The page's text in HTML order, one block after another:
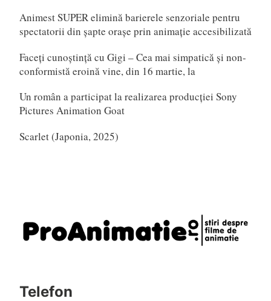
Animest SUPER elimină barierele senzoriale pentru
spectatorii din șapte orașe prin animație accesibilizată
Faceți cunoștință cu Gigi – Cea mai simpatică și non-
conformistă eroină vine, din 16 martie, la
Un român a participat la realizarea producției Sony
Pictures Animation Goat
Scarlet (Japonia, 2025)
Telefon